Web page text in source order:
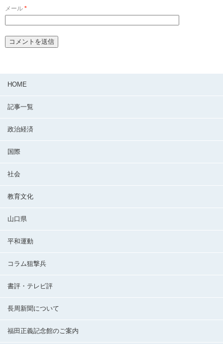
メール *
HOME
記事一覧
政治経済
国際
社会
教育文化
山口県
平和運動
コラム狙撃兵
書評・テレビ評
長周新聞について
福田正義記念館のご案内